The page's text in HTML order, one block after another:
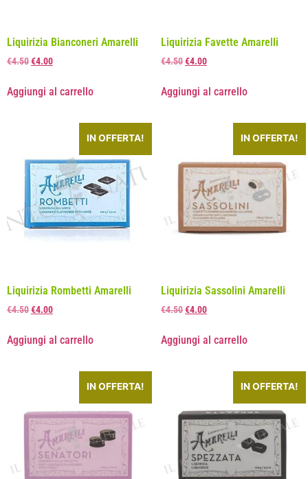
Liquirizia Bianconeri Amarelli
€4.50€4.00
Aggiungi al carrello
Liquirizia Favette Amarelli
€4.50€4.00
Aggiungi al carrello
IN OFFERTA!
Liquirizia Rombetti Amarelli
€4.50€4.00
Aggiungi al carrello
IN OFFERTA!
Liquirizia Sassolini Amarelli
€4.50€4.00
Aggiungi al carrello
IN OFFERTA! IN OFFERTA!